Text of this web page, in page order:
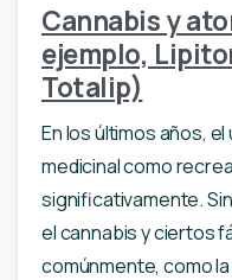
Cannabis y
ejemplo,
Totalip)
En los últimos años,
medicinal como
significativamente.
el cannabis y ciertos
comúnmente, como